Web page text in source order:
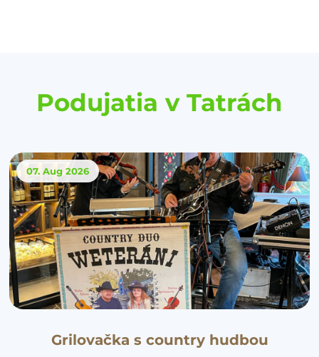
Podujatia v Tatrách
07. Aug 2026
Grilovačka s country hudbou